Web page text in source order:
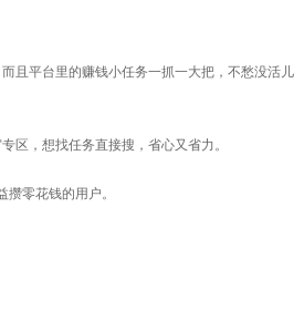
且平台里的赚钱小任务一抓一大把，不愁没活儿
区，想找任务直接搜，省心又省力。
零花钱的用户。